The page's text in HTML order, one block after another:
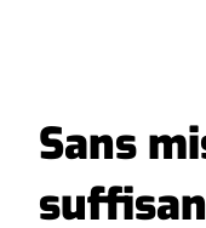
Sans